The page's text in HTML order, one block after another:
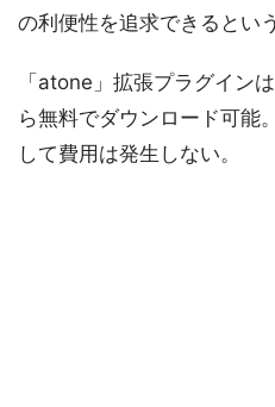
の利便性を追求できるという
「atone」拡張プラグイン
ら無料でダウンロード可能
して費用は発生しない。